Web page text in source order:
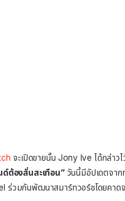
จะเปิดขายนั้น Jony Ive ได้กล่าวไ
ต้องสั่นสะเทือน” วันนี้มีอัปเดตจา
ร่วมกันพัฒนาสมาร์ทวอร์ชโดยคาด